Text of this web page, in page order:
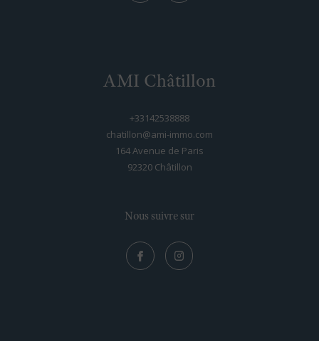
AMI Châtillon
+33142538888
chatillon@ami-immo.com
164 Avenue de Paris
92320
châtillon
Nous suivre sur